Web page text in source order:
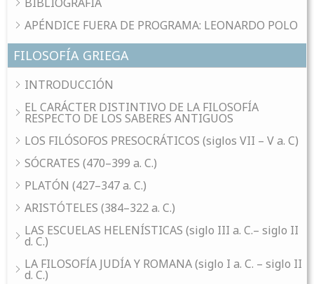
BIBLIOGRAFÍA
APÉNDICE FUERA DE PROGRAMA: LEONARDO POLO
FILOSOFÍA GRIEGA
INTRODUCCIÓN
EL CARÁCTER DISTINTIVO DE LA FILOSOFÍA
RESPECTO DE LOS SABERES ANTIGUOS
LOS FILÓSOFOS PRESOCRÁTICOS (siglos VII – V a. C)
SÓCRATES (470–399 a. C.)
PLATÓN (427–347 a. C.)
ARISTÓTELES (384–322 a. C.)
LAS ESCUELAS HELENÍSTICAS (siglo III a. C.– siglo II
d. C.)
LA FILOSOFÍA JUDÍA Y ROMANA (siglo I a. C. – siglo II
d. C.)